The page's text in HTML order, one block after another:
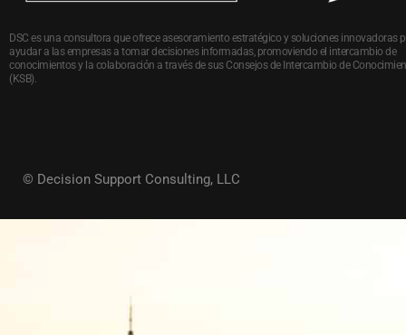
DSC es una consultora que ofrece asesoramiento estratégico y soluciones innovadoras
ayudar a las empresas a tomar decisiones informadas, promoviendo el intercambio de
conocimientos y la colaboración a través de sus Consejos de Intercambio de
(KSB).
© Decision Support Consulting, LLC